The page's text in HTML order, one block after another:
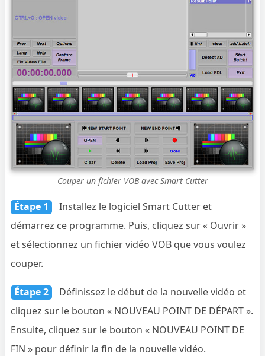
Couper un fichier VOB avec Smart Cutter
Étape 1
Installez le logiciel Smart Cutter et
démarrez ce programme. Puis, cliquez sur « Ouvrir »
et sélectionnez un fichier vidéo VOB que vous voulez
couper.
Étape 2
Définissez le début de la nouvelle vidéo et
cliquez sur le bouton « NOUVEAU POINT DE DÉPART ».
Ensuite, cliquez sur le bouton « NOUVEAU POINT DE
FIN » pour définir la fin de la nouvelle vidéo.